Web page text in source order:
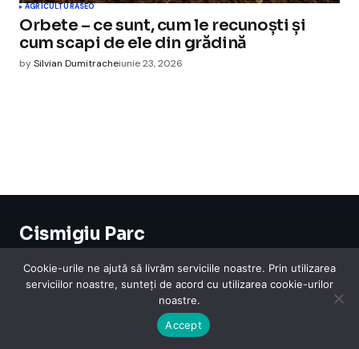
AGRICULTURASEO
Orbete – ce sunt, cum le recunoști și
cum scapi de ele din grădină
bySilvian Dumitracheiunie 23, 2026
Cismigiu Parc
© 2024 CismigiuParc. All Rights Reserved.
Internet
Legislatie Medical Moda Sarbatori Telefoane Contact
Cookie-urile ne ajută să livrăm serviciile noastre. Prin utilizarea
serviciilor noastre, sunteți de acord cu utilizarea cookie-urilor
noastre.
Accept